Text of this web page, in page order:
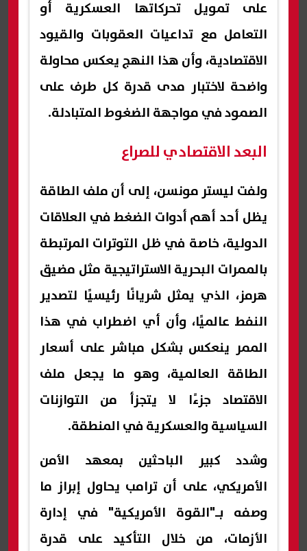
على تمويل تحركاتها العسكرية أو
التعامل مع تداعيات العقوبات والقيود
الاقتصادية، وأن هذا النهج يعكس محاولة
واضحة لاختبار مدى قدرة كل طرف على
الصمود في مواجهة الضغوط المتبادلة.
البعد الاقتصادي للصراع
ولفت ليستر مونسن، إلى أن ملف الطاقة
يظل أحد أهم أدوات الضغط في العلاقات
الدولية، خاصة في ظل التوترات المرتبطة
بالممرات البحرية الاستراتيجية مثل مضيق
هرمز، الذي يمثل شريانًا رئيسيًا لتصدير
النفط عالميًا، وأن أي اضطراب في هذا
الممر ينعكس بشكل مباشر على أسعار
الطاقة العالمية، وهو ما يجعل ملف
الاقتصاد جزءًا لا يتجزأ من التوازنات
السياسية والعسكرية في المنطقة.
وشدد كبير الباحثين بمعهد الأمن
الأمريكي، على أن ترامب يحاول إبراز ما
وصفه بـ"القوة الأمريكية" في إدارة
الأزمات، من خلال التأكيد على قدرة